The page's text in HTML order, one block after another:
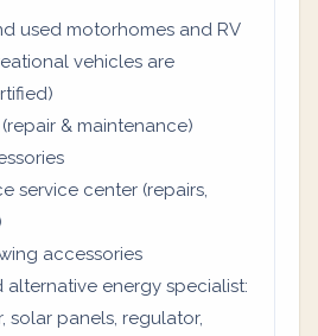
used motorhomes and RV
vehicles are
& maintenance)
service center (repairs,
accessories
energy specialist:
solar panels, regulator,